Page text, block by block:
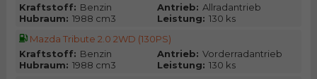
Kraftstoff: Benzin Antrieb: Allradantrieb
Hubraum: 1988 cm3 Leistung: 130 ks
Mazda Tribute 2.0 2WD (130PS)
Kraftstoff: Benzin Antrieb: Vorderradantrieb
Hubraum: 1988 cm3 Leistung: 130 ks